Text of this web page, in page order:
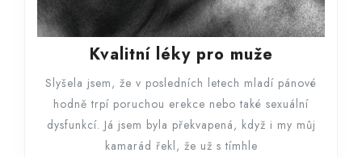
Kvalitní léky pro muže
léky
pro
muže
Slyšela jsem, že v posledních letech mladí pánové
hodně trpí poruchou erekce nebo také sexuální
dysfunkcí. Já jsem byla překvapená, když i my můj
kamarád řekl, že už s tímhle